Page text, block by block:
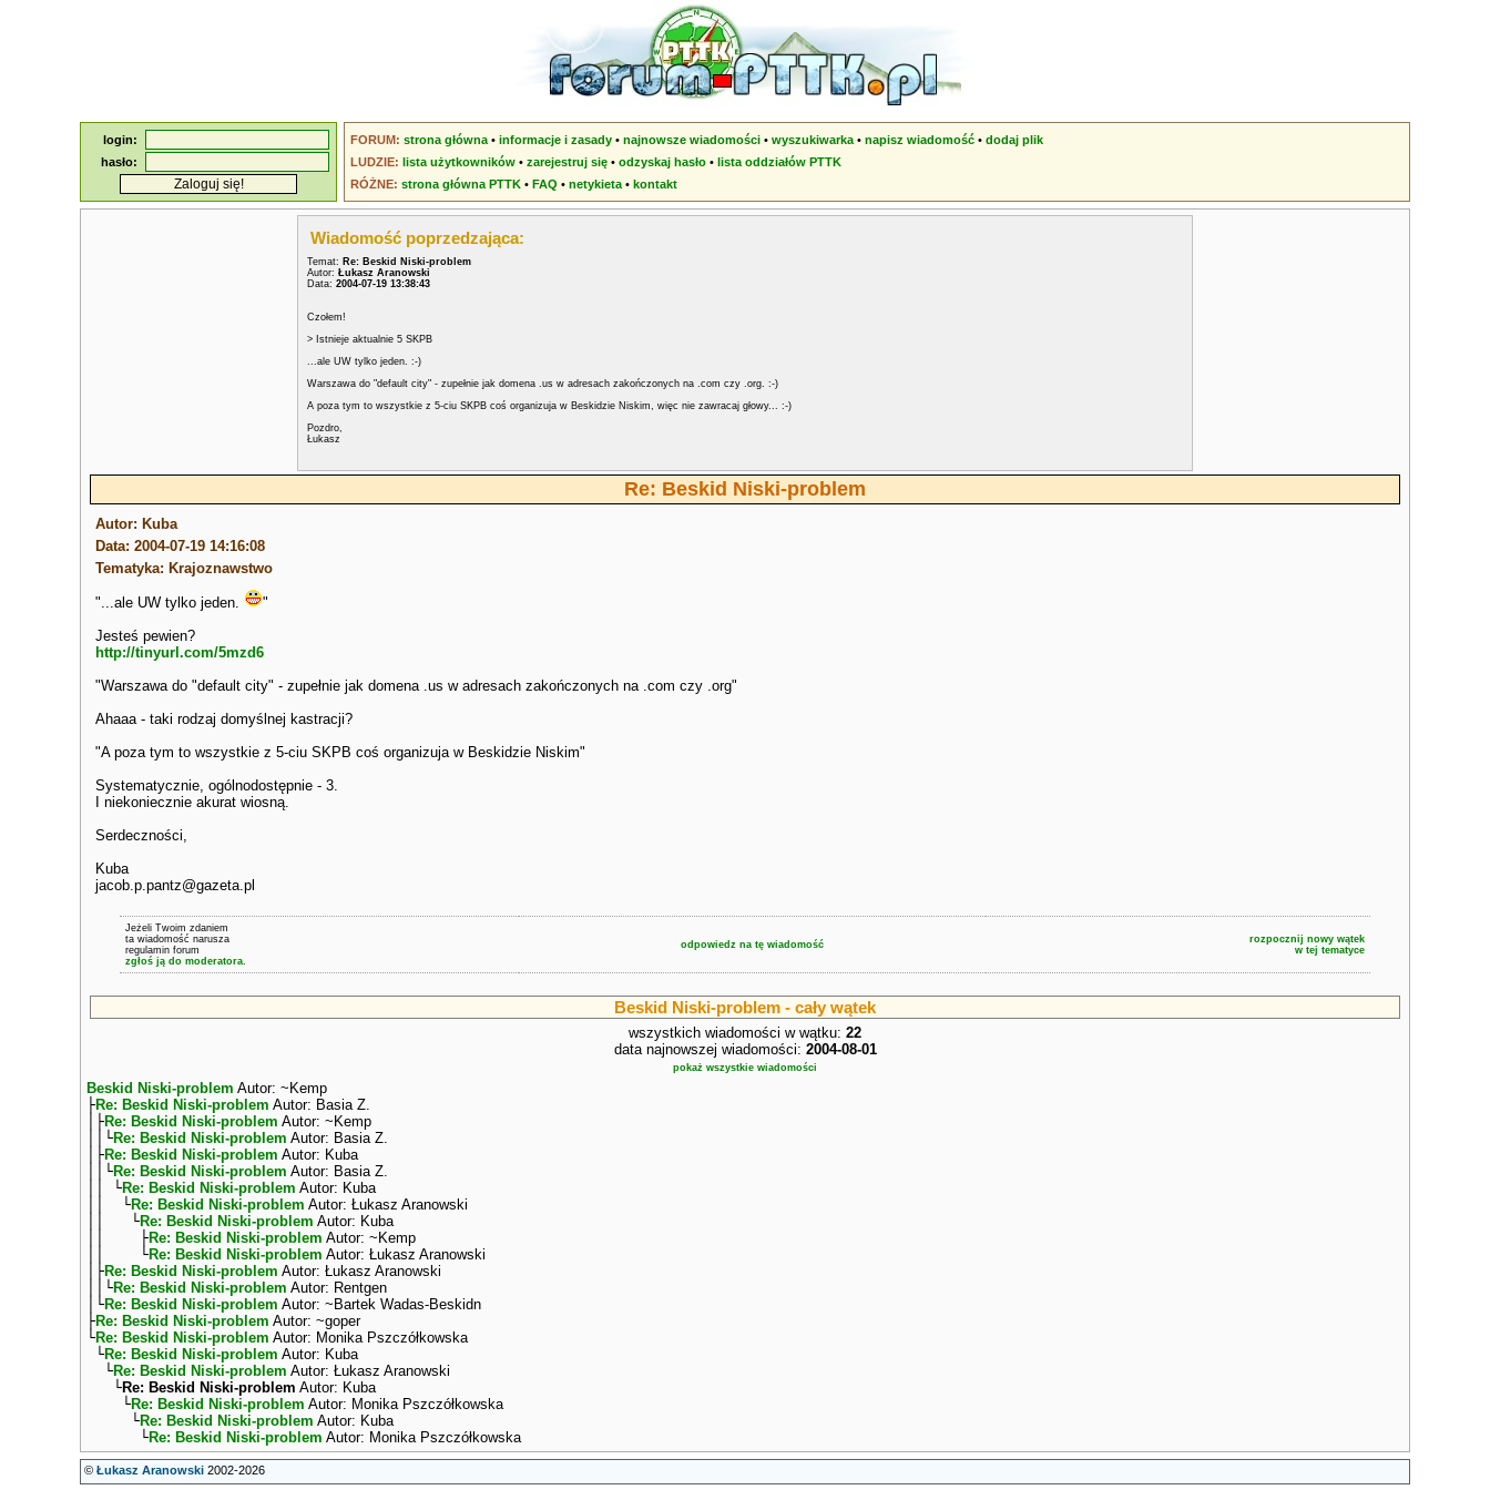
login:
hasło:
FORUM: strona główna • informacje i zasady • najnowsze wiadomości • wyszukiwarka • napisz wiadomość • dodaj plik
LUDZIE: lista użytkowników • zarejestruj się • odzyskaj hasło • lista oddziałów PTTK
RÓŻNE: strona główna PTTK • FAQ • netykieta • kontakt
Wiadomość poprzedzająca:
Temat: Re: Beskid Niski-problem
Autor: Łukasz Aranowski
Data: 2004-07-19 13:38:43
Czołem!
> Istnieje aktualnie 5 SKPB
...ale UW tylko jeden. :-)
Warszawa do "default city" - zupełnie jak domena .us w adresach zakończonych na .com czy .org. :-)
A poza tym to wszystkie z 5-ciu SKPB coś organizuja w Beskidzie Niskim, więc nie zawracaj głowy... :-)
Pozdro,
Łukasz
Re: Beskid Niski-problem
Autor: Kuba
Data: 2004-07-19 14:16:08
Tematyka: Krajoznawstwo
"...ale UW tylko jeden.
"
Jesteś pewien?
http://tinyurl.com/5mzd6
"Warszawa do "default city" - zupełnie jak domena .us w adresach zakończonych na .com czy .org"
Ahaaa - taki rodzaj domyślnej kastracji?
"A poza tym to wszystkie z 5-ciu SKPB coś organizuja w Beskidzie Niskim"
Systematycznie, ogólnodostępnie - 3.
I niekoniecznie akurat wiosną.
Serdeczności,
Kuba
jacob.p.pantz@gazeta.pl
Jeżeli Twoim zdaniem
ta wiadomość narusza
regulamin forum
zgłoś ją do moderatora.
odpowiedz na tę wiadomość
rozpocznij nowy wątek
w tej tematyce
Beskid Niski-problem - cały wątek
wszystkich wiadomości w wątku: 22
data najnowszej wiadomości: 2004-08-01
pokaż wszystkie wiadomości
Beskid Niski-problem Autor: ~Kemp
├Re: Beskid Niski-problem Autor: Basia Z.
│├Re: Beskid Niski-problem Autor: ~Kemp
││└Re: Beskid Niski-problem Autor: Basia Z.
│├Re: Beskid Niski-problem Autor: Kuba
││└Re: Beskid Niski-problem Autor: Basia Z.
││ └Re: Beskid Niski-problem Autor: Kuba
││ └Re: Beskid Niski-problem Autor: Łukasz Aranowski
││ └Re: Beskid Niski-problem Autor: Kuba
││ ├Re: Beskid Niski-problem Autor: ~Kemp
││ └Re: Beskid Niski-problem Autor: Łukasz Aranowski
│├Re: Beskid Niski-problem Autor: Łukasz Aranowski
││└Re: Beskid Niski-problem Autor: Rentgen
│└Re: Beskid Niski-problem Autor: ~Bartek Wadas-Beskidn
├Re: Beskid Niski-problem Autor: ~goper
└Re: Beskid Niski-problem Autor: Monika Pszczółkowska
└Re: Beskid Niski-problem Autor: Kuba
└Re: Beskid Niski-problem Autor: Łukasz Aranowski
└Re: Beskid Niski-problem Autor: Kuba
└Re: Beskid Niski-problem Autor: Monika Pszczółkowska
└Re: Beskid Niski-problem Autor: Kuba
└Re: Beskid Niski-problem Autor: Monika Pszczółkowska
© Łukasz Aranowski 2002-2026